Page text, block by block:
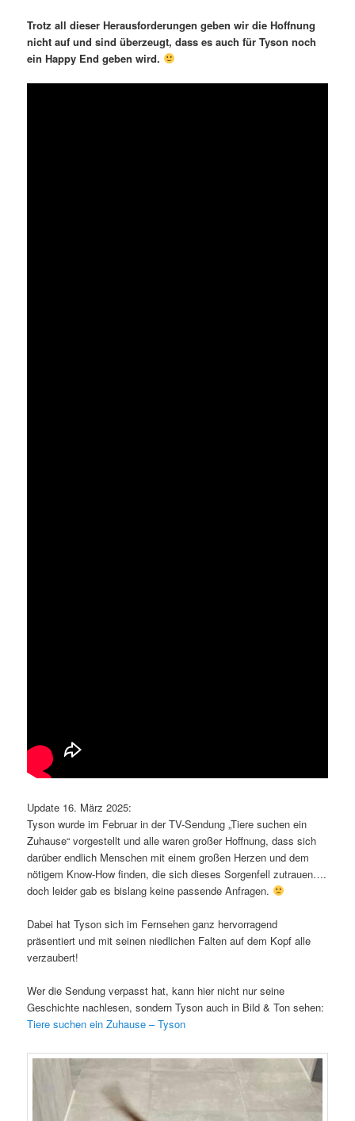
Trotz all dieser Herausforderungen geben wir die Hoffnung
nicht auf und sind überzeugt, dass es auch für Tyson noch
ein Happy End geben wird.
Update 16. März 2025:
Tyson wurde im Februar in der TV-Sendung „Tiere suchen ein
Zuhause“ vorgestellt und alle waren großer Hoffnung, dass sich
darüber endlich Menschen mit einem großen Herzen und dem
nötigem Know-How finden, die sich dieses Sorgenfell zutrauen….
doch leider gab es bislang keine passende Anfragen.
Dabei hat Tyson sich im Fernsehen ganz hervorragend
präsentiert und mit seinen niedlichen Falten auf dem Kopf alle
verzaubert!
Wer die Sendung verpasst hat, kann hier nicht nur seine
Geschichte nachlesen, sondern Tyson auch in Bild & Ton sehen:
Tiere suchen ein Zuhause – Tyson